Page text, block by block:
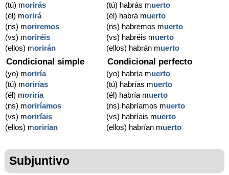
(tú) morirás
(él) morirá
(ns) moriremos
(vs) moriréis
(ellos) morirán
(tú) habrás muerto
(él) habrá muerto
(ns) habremos muerto
(vs) habréis muerto
(ellos) habrán muerto
Condicional simple
(yo) moriría
(tú) morirías
(él) moriría
(ns) moriríamos
(vs) moriríais
(ellos) morirían
Condicional perfecto
(yo) habría muerto
(tú) habrías muerto
(él) habría muerto
(ns) habríamos muerto
(vs) habríais muerto
(ellos) habrían muerto
Subjuntivo